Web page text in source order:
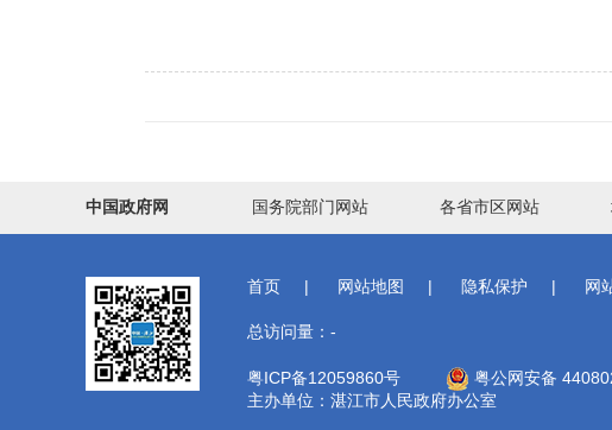
中国政府网 国务院部门网站 各省市区网站
首页 | 网站地图 | 隐私保护 | 网
总访问量： -
粤ICP备12059860号 粤公网安备
主办单位：湛江市人民政府办公室